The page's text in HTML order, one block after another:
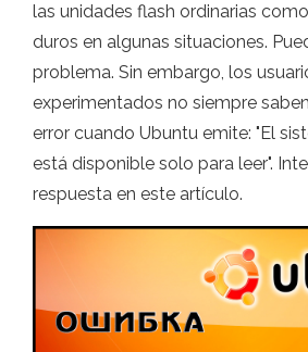
las unidades flash ordinarias
duros en algunas situaciones.
problema. Sin embargo, los
experimentados no siempre
error cuando Ubuntu emite: "El
está disponible solo para leer".
respuesta en este artículo.